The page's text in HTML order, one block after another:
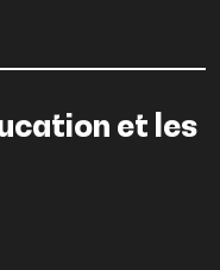
et les